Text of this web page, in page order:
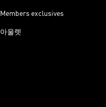
Members exclusives
아울렛